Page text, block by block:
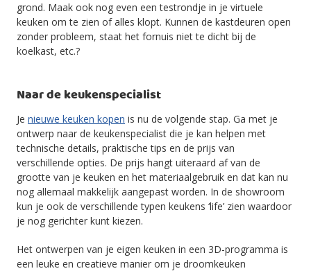
grond. Maak ook nog even een testrondje in je virtuele
keuken om te zien of alles klopt. Kunnen de kastdeuren open
zonder probleem, staat het fornuis niet te dicht bij de
koelkast, etc.?
Naar de keukenspecialist
Je nieuwe keuken kopen is nu de volgende stap. Ga met je
ontwerp naar de keukenspecialist die je kan helpen met
technische details, praktische tips en de prijs van
verschillende opties. De prijs hangt uiteraard af van de
grootte van je keuken en het materiaalgebruik en dat kan nu
nog allemaal makkelijk aangepast worden. In de showroom
kun je ook de verschillende typen keukens ‘life’ zien waardoor
je nog gerichter kunt kiezen.
Het ontwerpen van je eigen keuken in een 3D-programma is
een leuke en creatieve manier om je droomkeuken